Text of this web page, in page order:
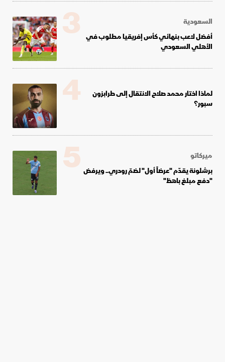
السعودية
أفضل لاعب بنهائي كأس إفريقيا مطلوب في
الأهلي السعودي
3
لماذا اختار محمد صلاح الانتقال إلى طرابزون
سبور؟
4
ميركاتو
برشلونة يقدّم "عرضاً أول" لضمّ رودري.. ويرفض
"دفع مبلغ باهظ"
5